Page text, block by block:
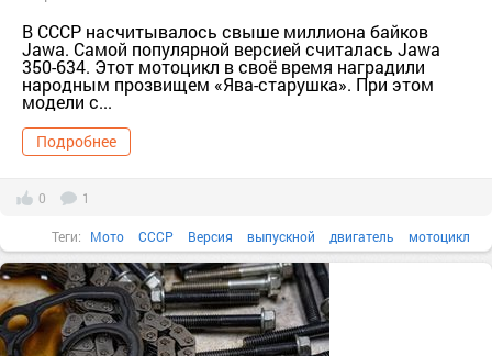
В СССР насчитывалось свыше миллиона байков
Jawa. Самой популярной версией считалась Jawa
350-634. Этот мотоцикл в своё время наградили
народным прозвищем «Ява-старушка». При этом
модели с...
Подробнее
0 1
Теги: Мото СССР Версия выпускной двигатель мотоцикл